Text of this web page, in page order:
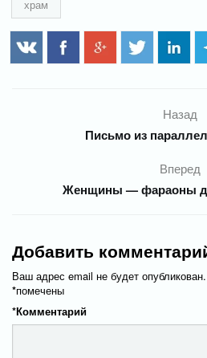
храм
Назад
Письмо из
Вперед
Женщины — фараоны
Добавить
Ваш адрес email не будет опубликован.
помечены
*
Комментарий
*